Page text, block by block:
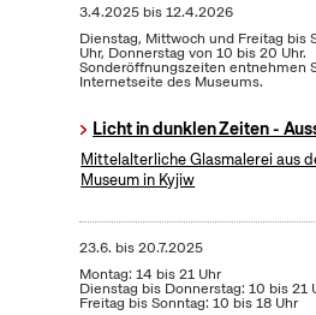
3.4.2025bis12.4.2026
Dienstag, Mittwoch und Freitag bis
Uhr, Donnerstag von 10 bis 20 Uhr.
Sonderöffnungszeiten entnehmen
Internetseite des Museums.
Licht in dunklen Zeiten -
Mittelalterliche Glasmalerei aus
Museum in Kyjiw
23.6. bis20.7.2025
Montag: 14 bis 21 Uhr
Dienstag bis Donnerstag: 10 bis 21
Freitag bis Sonntag: 10 bis 18 Uhr